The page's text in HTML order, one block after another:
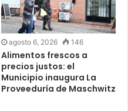
agosto 6, 2026 146
Alimentos frescos a
precios justos: el
Municipio inaugura La
Proveeduría de Maschwitz